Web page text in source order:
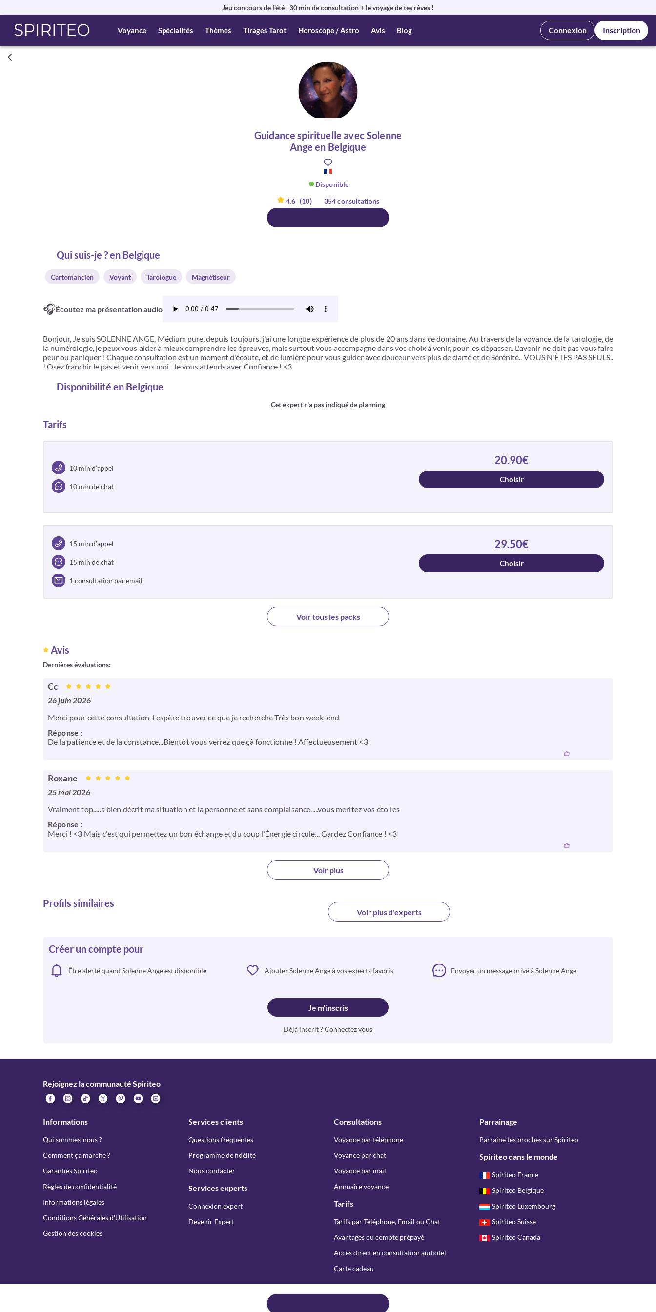
Jeu concours de l'été : 30 min de consultation + le voyage de tes rêves !
Voyance Spécialités Thèmes Tirages Tarot Horoscope / Astro Avis Blog Connexion Inscription
Guidance spirituelle avec Solenne
Ange en Belgique
Disponible
4.6 (10) 354 consultations
Qui suis-je ? en Belgique
Cartomancien Voyant Tarologue Magnétiseur
🎧Écoutez ma présentation audio
Bonjour, Je suis SOLENNE ANGE, Médium pure, depuis toujours, j'ai une longue expérience de plus de 20 ans dans ce domaine. Au travers de la voyance, de la tarologie, de
la numérologie, je peux vous aider à mieux comprendre les épreuves, mais surtout vous accompagne dans vos choix à venir, pour les dépasser.. L'avenir ne doit pas vous faire
peur ou paniquer ! Chaque consultation est un moment d'écoute, et de lumière pour vous guider avec douceur vers plus de clarté et de Sérénité.. VOUS N'ÊTES PAS SEULS..
! Osez franchir le pas et venir vers moi.. Je vous attends avec Confiance ! <3
Disponibilité en Belgique
Cet expert n'a pas indiqué de planning
Tarifs
10 min d’appel
10 min de chat
20.90€
Choisir
15 min d’appel
15 min de chat
1 consultation par email
29.50€
Choisir
Voir tous les packs
Avis
Dernières évaluations:
Cc
26 juin 2026
Merci pour cette consultation J espère trouver ce que je recherche Très bon week-end
Réponse :
De la patience et de la constance...Bientôt vous verrez que çà fonctionne ! Affectueusement <3
Roxane
25 mai 2026
Vraiment top.....a bien décrit ma situation et la personne et sans complaisance.....vous meritez vos étoiles
Réponse :
Merci ! <3 Mais c'est qui permettez un bon échange et du coup l’Énergie circule... Gardez Confiance ! <3
Voir plus
Profils similaires
Voir plus d'experts
Créer un compte pour
Être alerté quand Solenne Ange est disponible Ajouter Solenne Ange à vos experts favoris Envoyer un message privé à Solenne Ange
Je m'inscris
Déjà inscrit ? Connectez vous
Rejoignez la communauté Spiriteo
Informations
Qui sommes-nous ?
Comment ça marche ?
Garanties Spiriteo
Règles de confidentialité
Informations légales
Conditions Générales d'Utilisation
Gestion des cookies
Services clients
Questions fréquentes
Programme de fidélité
Nous contacter
Services experts
Connexion expert
Devenir Expert
Consultations
Voyance par téléphone
Voyance par chat
Voyance par mail
Annuaire voyance
Tarifs
Tarifs par Téléphone, Email ou Chat
Avantages du compte prépayé
Accès direct en consultation audiotel
Carte cadeau
Parrainage
Parraine tes proches sur Spiriteo
Spiriteo dans le monde
Spiriteo France
Spiriteo Belgique
Spiriteo Luxembourg
Spiriteo Suisse
Spiriteo Canada
Copyright © Spiriteo 2026 - Tous droits réservés